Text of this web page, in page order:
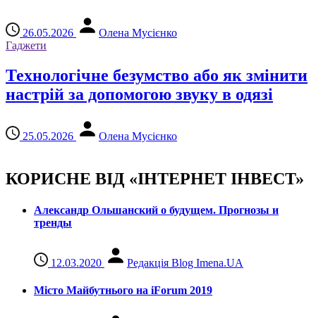
26.05.2026
Олена Мусієнко
Гаджети
Технологічне безумство або як змінити
настрій за допомогою звуку в одязі
25.05.2026 Олена Мусієнко
КОРИСНЕ ВІД «ІНТЕРНЕТ ІНВЕСТ»
Александр Ольшанский о будущем. Прогнозы и
тренды
12.03.2020 Редакція Blog Imena.UA
Місто Майбутнього на iForum 2019